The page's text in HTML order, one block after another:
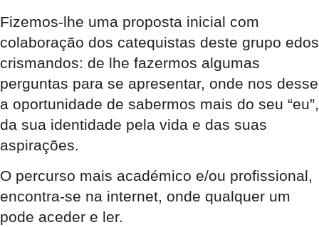
Fizemos-lhe uma proposta inicial com
colaboração dos catequistas deste grupo edos
crismandos: de lhe fazermos algumas
perguntas para se apresentar, onde nos desse
a oportunidade de sabermos mais do seu “eu”,
da sua identidade pela vida e das suas
aspirações.
O percurso mais académico e/ou profissional,
encontra-se na internet, onde qualquer um
pode aceder e ler.